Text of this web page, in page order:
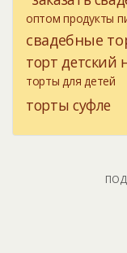
оптом продукты
свадебные
торт детский
торты для детей
торты суфле